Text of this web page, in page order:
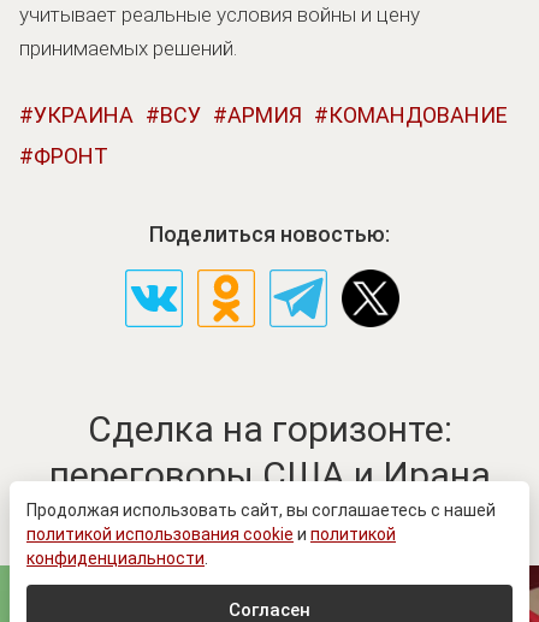
учитывает реальные условия войны и цену
принимаемых решений.
УКРАИНА ВСУ АРМИЯ
КОМАНДОВАНИЕ
ФРОНТ
Поделиться новостью:
Сделка на горизонте:
переговоры США и Ирана
вышли на новый этап
Продолжая использовать сайт, вы соглашаетесь с нашей
политикой использования cookie и политикой
конфиденциальности
Согласен